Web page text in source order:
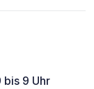
9 Uhr